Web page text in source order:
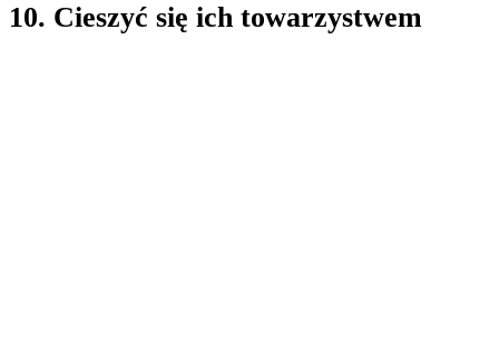
10. Cieszyć się ich towarzystwem